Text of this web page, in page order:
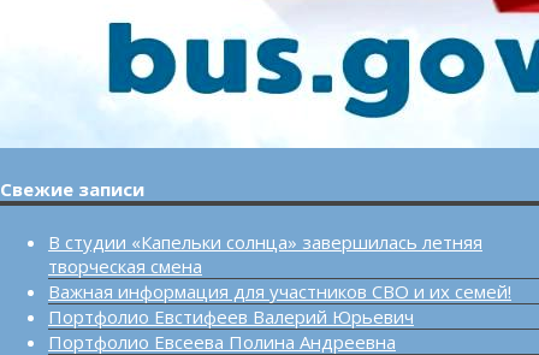
Свежие записи
В студии «Капельки солнца» завершилась летняя
творческая смена
Важная информация для участников СВО и их семей!
Портфолио Евстифеев Валерий Юрьевич
Портфолио Евсеева Полина Андреевна